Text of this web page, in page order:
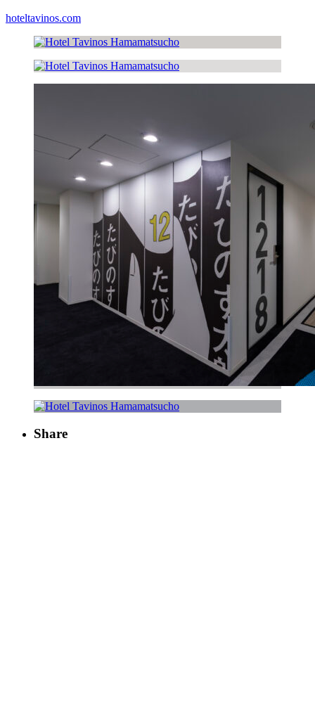
hoteltavinos.com
Share